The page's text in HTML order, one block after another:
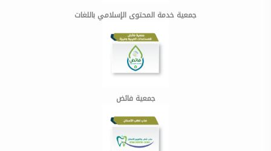
جمعية خدمة المحتوى الإسلامي باللغات
جمعية فائض